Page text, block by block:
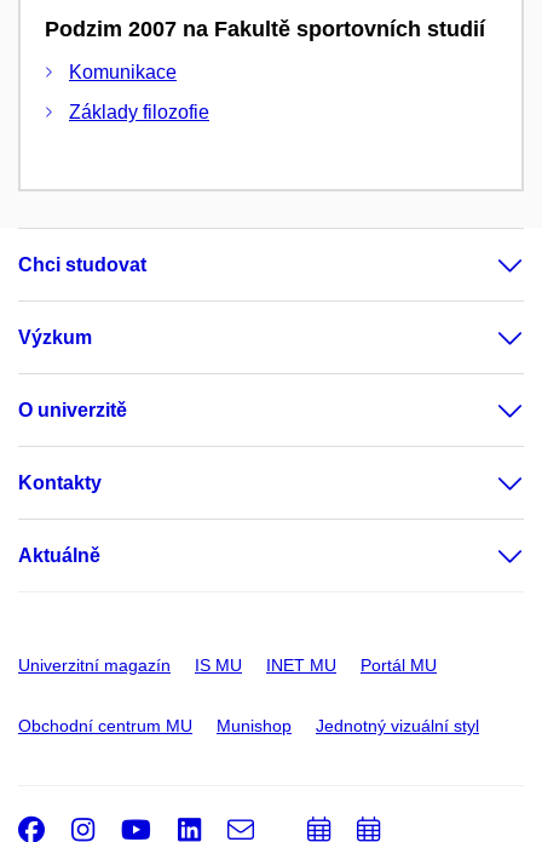
Podzim 2007 na Fakultě sportovních studií
Komunikace
Základy filozofie
Chci studovat
Výzkum
O univerzitě
Kontakty
Aktuálně
Univerzitní magazín IS MU INET MU Portál MU
Obchodní centrum MU Munishop Jednotný vizuální styl
Facebook
Instagram
Youtube
LinkedIn
e-
PřidatPřidat